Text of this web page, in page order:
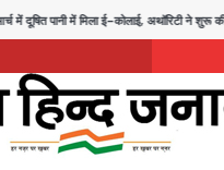
ई-कोलाई, अथॉरिटी ने शुरू की सैंपलिंग जांच